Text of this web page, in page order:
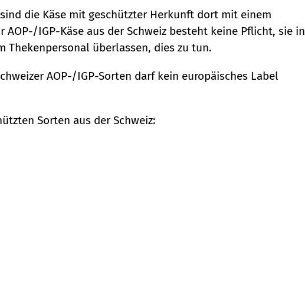
die Käse mit geschützter Herkunft dort mit einem
IGP-Käse aus der Schweiz besteht keine Pflicht, sie in
Thekenpersonal überlassen, dies zu tun.
AOP-/IGP-Sorten darf kein europäisches Label
Sorten aus der Schweiz: